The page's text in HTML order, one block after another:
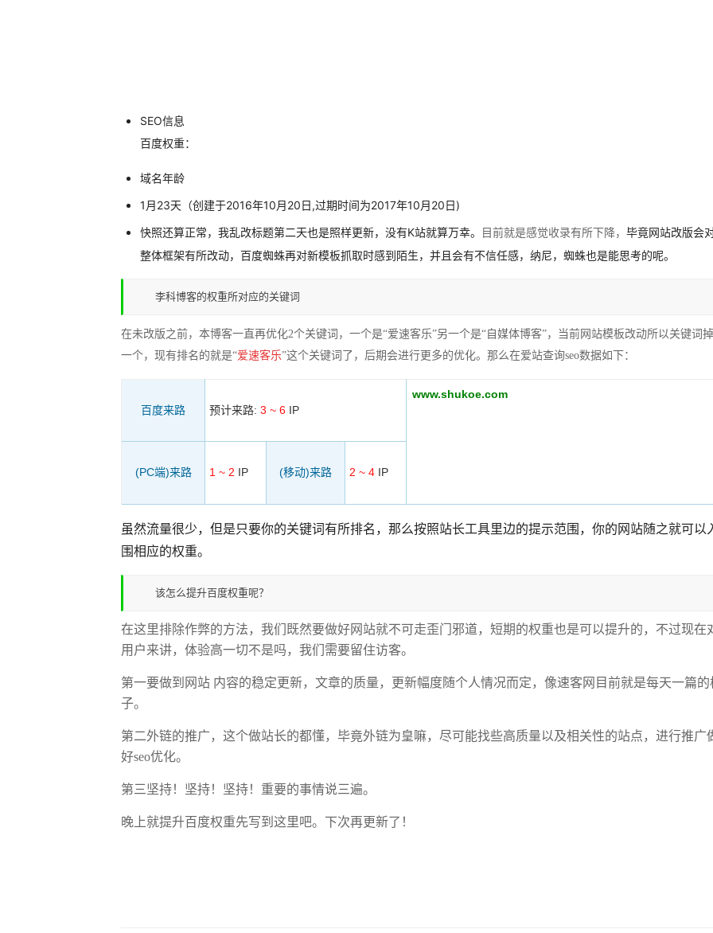
SEO信息
百度权重：
域名年龄
1月23天（创建于2016年10月20日,过期时间为2017年10月20日)
快照还算正常，我乱改标题第二天也是照样更新，没有K站就算万幸。
目前就是感觉收录有所下降， 毕竟网站改版会
整体框架有所改动，百度蜘蛛再对新模板抓取时感到陌生，并且会有不信任感，纳尼，蜘蛛也是能思考的呢。
李科博客的权重所对应的关键词
在未改版之前，本博客一直再优化2个关键词，一个是“爱速客乐”另一个是“自媒体博客”，当前网站模板改动所以关键词
一个，现有排名的就是“爱速客乐”这个关键词了，后期会进行更多的优化。那么在爱站查询seo数据如下：
百度来路 预计来路: 3 ~ 6 IP
www.shukoe.com
(PC端)来路 1 ~ 2 IP (移动)来路 2 ~ 4 IP
虽然流量很少，但是只要你的关键词有所排名，那么按照站长工具里边的提示范围，你的网站随之就可以
围相应的权重。
该怎么提升百度权重呢？
在这里排除作弊的方法，我们既然要做好网站就不可走歪门邪道，短期的权重也是可以提升的，不过现在
用户来讲，体验高一切不是吗，我们需要留住访客。
第一要做到网站 内容的稳定更新，文章的质量，更新幅度随个人情况而定，像速客网目前就是每天一篇的
子。
第二外链的推广，这个做站长的都懂，毕竟外链为皇嘛，尽可能找些高质量以及相关性的站点，进行推广
好seo优化。
第三坚持！坚持！坚持！重要的事情说三遍。
晚上就提升百度权重先写到这里吧。下次再更新了！